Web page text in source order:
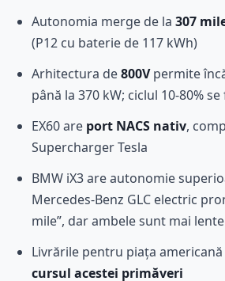
Autonomia merge de la 307
(P12 cu baterie de 117 kWh)
Arhitectura de800Vpermite
până la 370 kW; ciclul 10-80%
EX60 are port NACS nativ,
Supercharger Tesla
BMW iX3 are autonomie
Mercedes-Benz GLC electric
mile”, dar ambele sunt mai
Livrările pentru piața
cursul acestei primăveri